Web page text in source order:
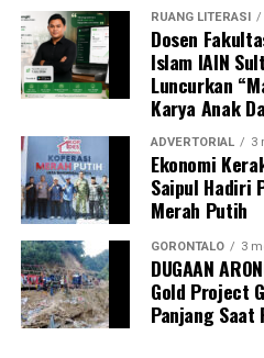
“Seluruh hasil pendataan
ke instansi masing-masing
laporan ini kami tembuskan
Kota Gorontalo melalui
bentuk pertanggungjawaban
pungkas Marwan.
Melalui skema pengawasan
Pemerintah Kota Gorontalo
grafik kenaikan tingkat
demikian, kualitas pelayanan
dapat berjalan secara optimal
RUANG LITERASI
Dosen
Islam IAIN
Luncurkan
Karya Anak
ADVERTORIAL 3
Ekonomi
Saipul Hadiri
Merah Putih
GORONTALO 3
DUGAAN
Gold Project
Panjang Saat